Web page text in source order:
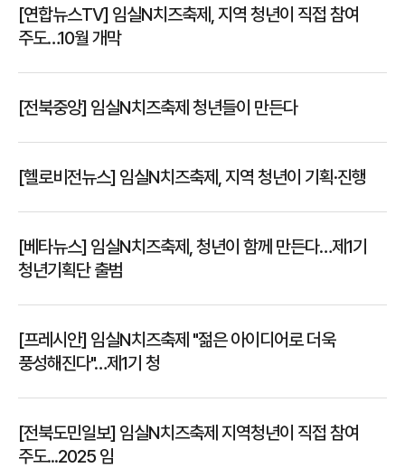
[연합뉴스TV] 임실N치즈축제, 지역 청년이 직접 참여
주도…10월 개막
[전북중앙] 임실N치즈축제 청년들이 만든다
[헬로비전뉴스] 임실N치즈축제, 지역 청년이 기획·진행
[베타뉴스] 임실N치즈축제, 청년이 함께 만든다…제1기
청년기획단 출범
[프레시안] 임실N치즈축제 "젊은 아이디어로 더욱
풍성해진다"…제1기 청
[전북도민일보] 임실N치즈축제 지역청년이 직접 참여
주도...2025 임